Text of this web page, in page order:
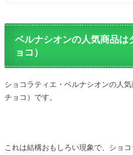
ベルナシオンの人気商品は
ョコ）
ショコラティエ・ベルナシオンの人
チョコ）です。
これは結構おもしろい現象で、ショ